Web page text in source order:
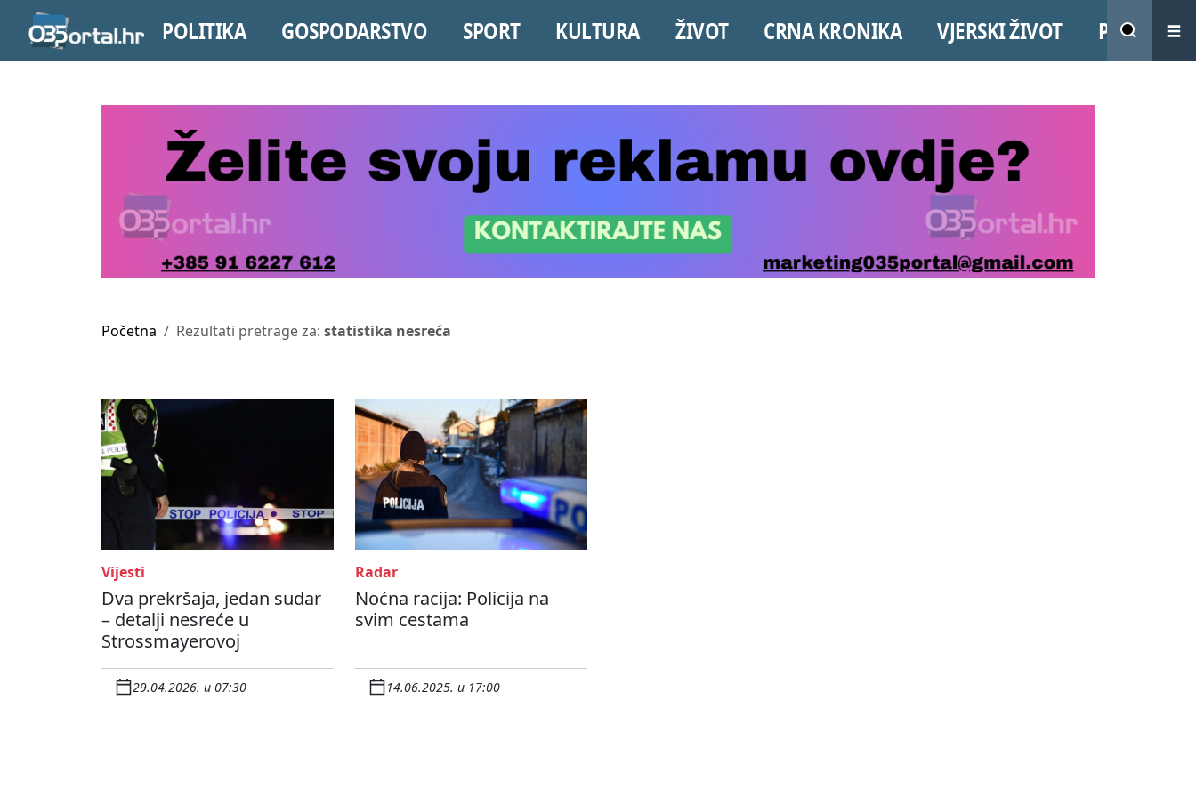
POLITIKA GOSPODARSTVO SPORT KULTURA ŽIVOT CRNA KRONIKA VJERSKI ŽIVOT PROMO
Početna Rezultati pretrage za: statistika nesreća
Vijesti
Dva prekršaja, jedan sudar
– detalji nesreće u
Strossmayerovoj
29.04.2026. u 07:30
Radar
Noćna racija: Policija na
svim cestama
14.06.2025. u 17:00